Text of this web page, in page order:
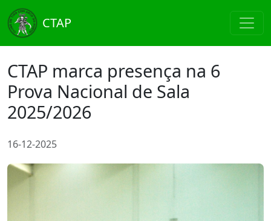
CTAP
CTAP marca presença na 6
Prova Nacional de Sala
2025/2026
16-12-2025